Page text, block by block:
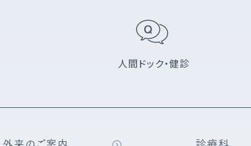
人間ドック・健診